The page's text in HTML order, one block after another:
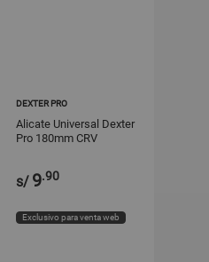
DEXTER PRO
Alicate Universal Dexter
Pro 180mm CRV
s/ 9.90
Exclusivo para venta web